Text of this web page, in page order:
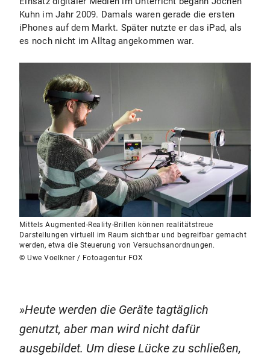
Kuhn im Jahr 2009. Damals waren gerade die ersten
iPhones auf dem Markt. Später nutzte er das iPad, als
es noch nicht im Alltag angekommen war.
Mittels Augmented-Reality-Brillen können realitätstreue
Darstellungen virtuell im Raum sichtbar und begreifbar gemacht
werden, etwa die Steuerung von Versuchsanordnungen.
© Uwe Voelkner / Fotoagentur FOX
Heute werden die Geräte tagtäglich
genutzt, aber man wird nicht dafür
ausgebildet. Um diese Lücke zu schließen,